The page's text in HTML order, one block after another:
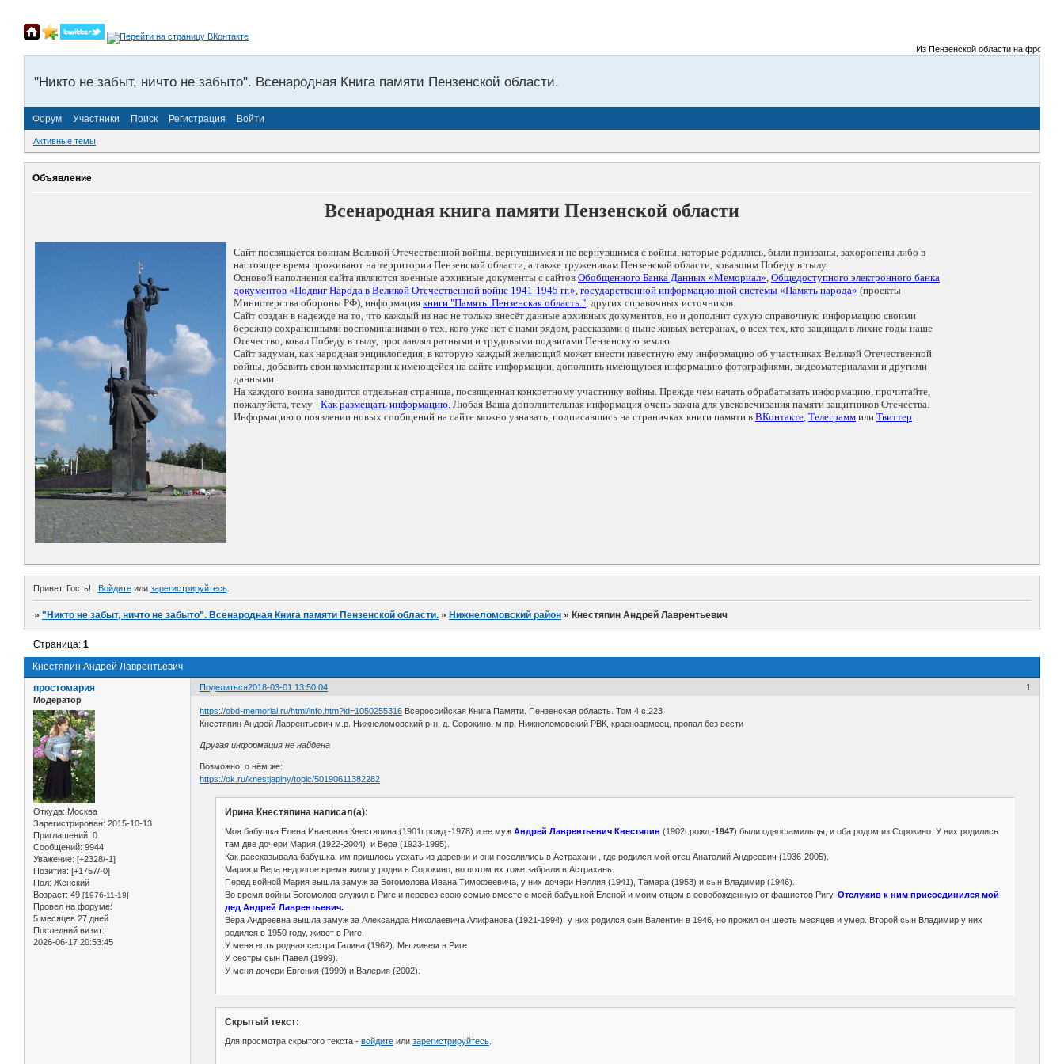
Из Пензенской области на фронты
"Никто не забыт, ничто не забыто". Всенародная Книга памяти Пензенской области.
Форум Участники Поиск Регистрация Войти
Активные темы
Объявление
Всенародная книга памяти Пензенской области
Сайт посвящается воинам Великой Отечественной войны, вернувшимся и не вернувшимся с войны, которые родились, были призваны, захоронены либо в
настоящее время проживают на территории Пензенской области, а также труженикам Пензенской области, ковавшим Победу в тылу.
Основой наполнения сайта являются военные архивные документы с сайтов Обобщенного Банка Данных «Мемориал», Общедоступного электронного банка
документов «Подвиг Народа в Великой Отечественной войне 1941-1945 гг.», государственной информационной системы «Память народа» (проекты
Министерства обороны РФ), информация книги "Память. Пензенская область.", других справочных источников.
Сайт создан в надежде на то, что каждый из нас не только внесёт данные архивных документов, но и дополнит сухую справочную информацию своими
бережно сохраненными воспоминаниями о тех, кого уже нет с нами рядом, рассказами о ныне живых ветеранах, о всех тех, кто защищал в лихие годы наше
Отечество, ковал Победу в тылу, прославлял ратными и трудовыми подвигами Пензенскую землю.
Сайт задуман, как народная энциклопедия, в которую каждый желающий может внести известную ему информацию об участниках Великой Отечественной
войны, добавить свои комментарии к имеющейся на сайте информации, дополнить имеющуюся информацию фотографиями, видеоматериалами и другими
данными.
На каждого воина заводится отдельная страница, посвященная конкретному участнику войны. Прежде чем начать обрабатывать информацию, прочитайте,
пожалуйста, тему - Как размещать информацию. Любая Ваша дополнительная информация очень важна для увековечивания памяти защитников Отечества.
Информацию о появлении новых сообщений на сайте можно узнавать, подписавшись на страничках книги памяти в ВКонтакте, Телеграмм или Твиттер.
Привет, Гость! Войдитеили зарегистрируйтесь.
»"Никто не забыт, ничто не забыто". Всенародная Книга памяти Пензенской области. » Нижнеломовский район » Кнестяпин Андрей Лаврентьевич
Кнестяпин Андрей Лаврентьевич
Страница:1
Поделиться 1
2018-03-01 13:50:04
простомария
Модератор
Откуда: Москва
Зарегистрирован: 2015-10-13
Приглашений: 0
Сообщений: 9944
Уважение: [+2328/-1]
Позитив: [+1757/-0]
Пол: Женский
Возраст: 49 [1976-11-19]
Провел на форуме:
5 месяцев 27 дней
Последний визит:
2026-06-17 20:53:45
https://obd-memorial.ru/html/info.htm?id=1050255316 Всероссийская Книга Памяти. Пензенская область. Том 4 с.223
Кнестяпин Андрей Лаврентьевич м.р. Нижнеломовский р-н, д. Сорокино. м.пр. Нижнеломовский РВК, красноармеец, пропал без вести
Другая информация не найдена
Возможно, о нём же:
https://ok.ru/knestjapiny/topic/50190611382282
Ирина Кнестяпина написал(а):
Моя бабушка Елена Ивановна Кнестяпина (1901г.рожд.-1978) и ее муж Андрей Лаврентьевич Кнестяпин (1902г.рожд.-1947) были однофамильцы, и оба родом из Сорокино. У них родились
там две дочери Мария (1922-2004) и Вера (1923-1995).
Как рассказывала бабушка, им пришлось уехать из деревни и они поселились в Астрахани , где родился мой отец Анатолий Андреевич (1936-2005).
Мария и Вера недолгое время жили у родни в Сорокино, но потом их тоже забрали в Астрахань.
Перед войной Мария вышла замуж за Богомолова Ивана Тимофеевича, у них дочери Неллия (1941), Тамара (1953) и сын Владимир (1946).
Во время войны Богомолов служил в Риге и перевез свою семью вместе с моей бабушкой Еленой и моим отцом в освобожденную от фашистов Ригу. Отслужив к ним присоединился мой
дед Андрей Лаврентьевич.
Вера Андреевна вышла замуж за Александра Николаевича Алифанова (1921-1994), у них родился сын Валентин в 1946, но прожил он шесть месяцев и умер. Второй сын Владимир у них
родился в 1950 году, живет в Риге.
У меня есть родная сестра Галина (1962). Мы живем в Риге.
У сестры сын Павел (1999).
У меня дочери Евгения (1999) и Валерия (2002).
Скрытый текст:
Для просмотра скрытого текста - войдитеили зарегистрируйтесь.